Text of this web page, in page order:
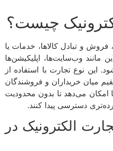
چیست؟
فروش و تبادل کالاها، خدمات یا
مانند وب‌سایت‌ها، اپلیکیشن‌ها
این نوع تجارت با استفاده از
میان خریداران و فروشندگان
می‌دهد تا بدون محدودیت
دسترسی پیدا کنند.
الکترونیک در